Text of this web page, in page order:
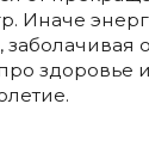
Иначе
заболачивая
здоровье и